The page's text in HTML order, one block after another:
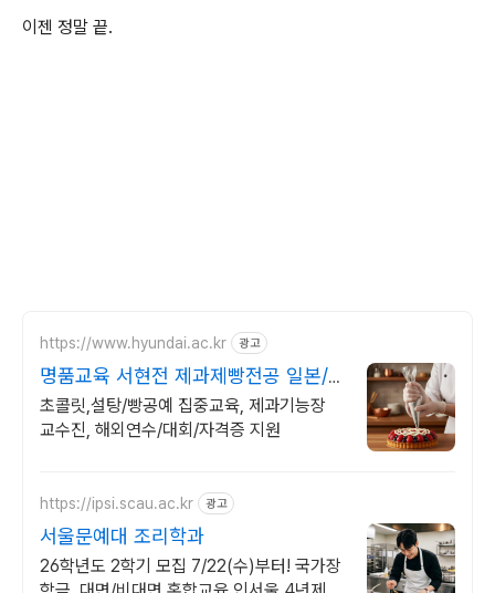
이젠 정말 끝.
https://www.hyundai.ac.kr 광고
명품교육 서현전 제과제빵전공 일본/
프랑스 해외연수
초콜릿,설탕/빵공예 집중교육, 제과기능장
교수진, 해외연수/대회/자격증 지원
https://ipsi.scau.ac.kr 광고
서울문예대 조리학과
26학년도 2학기 모집 7/22(수)부터! 국가장